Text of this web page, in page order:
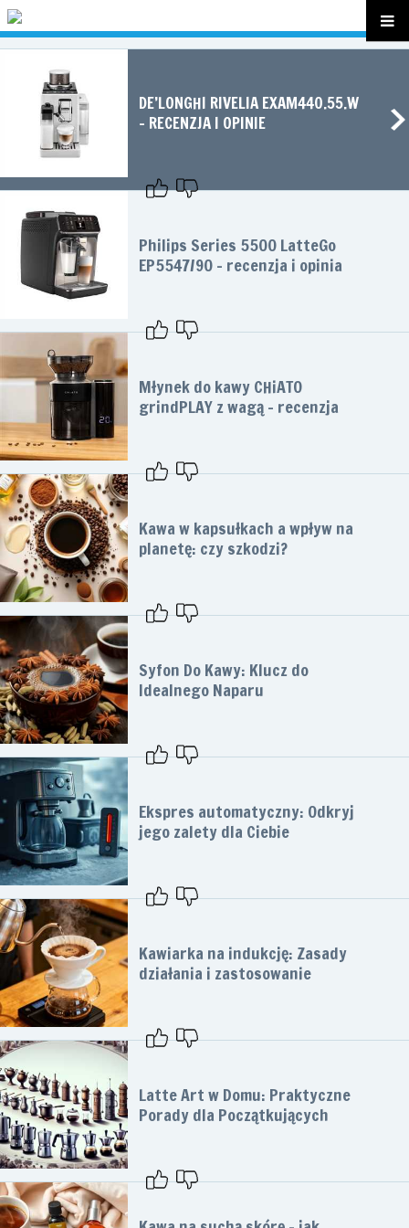
DE’LONGHI RIVELIA EXAM440.55.W
– RECENZJA I OPINIE
Philips Series 5500 LatteGo
EP5547/90 – recenzja i opinia
Młynek do kawy CHiATO
grindPLAY z wagą – recenzja
Kawa w kapsułkach a wpływ na
planetę: czy szkodzi?
Syfon Do Kawy: Klucz do
Idealnego Naparu
Ekspres automatyczny: Odkryj
jego zalety dla Ciebie
Kawiarka na indukcję: Zasady
działania i zastosowanie
Latte Art w Domu: Praktyczne
Porady dla Początkujących